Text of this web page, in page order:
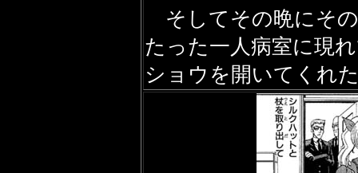
そしてその晩にそ
たった一人病室に現
ショウを開いてくれ